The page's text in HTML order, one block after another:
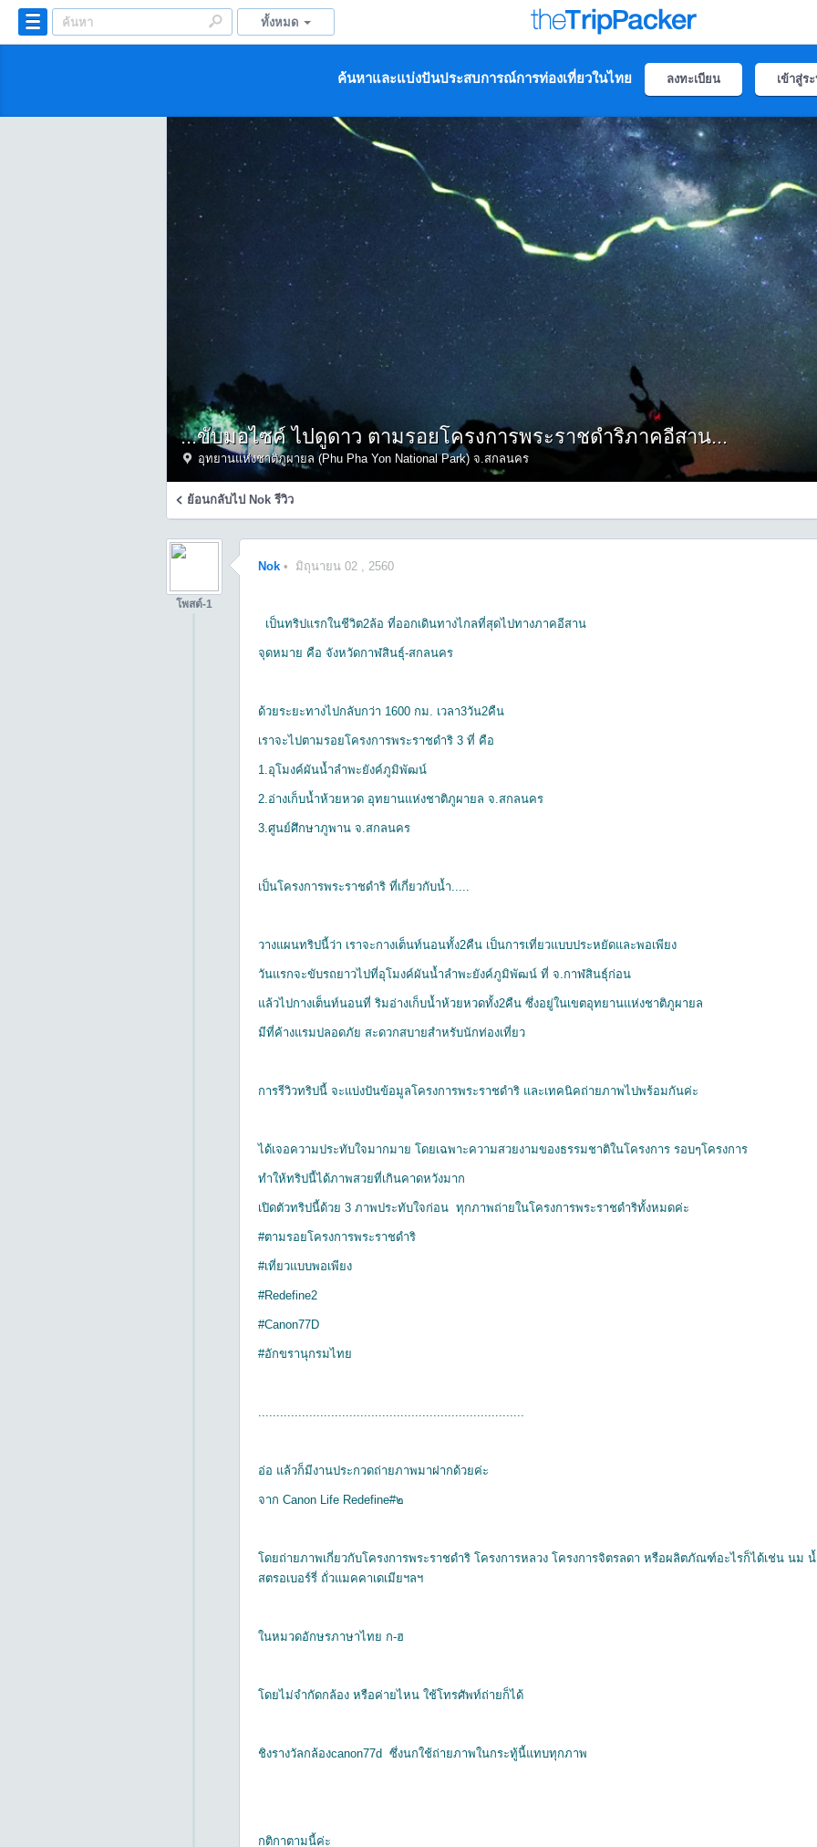
ทั้งหมด
ค้นหาและแบ่งปันประสบการณ์การท่องเที่ยวในไทย ลงทะเบียน เข้าสู่ร
...ขับมอไซค์ ไปดูดาว ตามรอยโครงการพระราชดำริภาคอีสาน...
อุทยานแห่งชาติภูผายล (Phu Pha Yon National Park) จ.สกลนคร
ย้อนกลับไป Nokรีวิว
โพสต์-1
Nok• มิถุนายน 02 , 2560
เป็นทริปแรกในชีวิต2ล้อ ที่ออกเดินทางไกลที่สุดไปทางภาคอีสาน
จุดหมาย คือ จังหวัดกาฬสินธุ์-สกลนคร
ด้วยระยะทางไปกลับกว่า 1600 กม. เวลา3วัน2คืน
เราจะไปตามรอยโครงการพระราชดำริ 3 ที่ คือ
1.อุโมงค์ผันน้ำลำพะยังค์ภูมิพัฒน์
2.อ่างเก็บน้ำห้วยหวด อุทยานแห่งชาติภูผายล จ.สกลนคร
3.ศูนย์ศึกษาภูพาน จ.สกลนคร
เป็นโครงการพระราชดำริ ที่เกี่ยวกับน้ำ.....
วางแผนทริปนี้ว่า เราจะกางเต็นท์นอนทั้ง2คืน เป็นการเที่ยวแบบประหยัดและพอเพียง
วันแรกจะขับรถยาวไปที่อุโมงค์ผันน้ำลำพะยังค์ภูมิพัฒน์ ที่ จ.กาฬสินธุ์ก่อน
แล้วไปกางเต็นท์นอนที่ ริมอ่างเก็บน้ำห้วยหวดทั้ง2คืน ซึ่งอยู่ในเขตอุทยานแห่งชาติภูผายล
มีที่ค้างแรมปลอดภัย สะดวกสบายสำหรับนักท่องเที่ยว
การรีวิวทริปนี้ จะแบ่งปันข้อมูลโครงการพระราชดำริ และเทคนิคถ่ายภาพไปพร้อมกันค่ะ
ได้เจอความประทับใจมากมาย โดยเฉพาะความสวยงามของธรรมชาติในโครงการ รอบๆโครงการ
ทำให้ทริปนี้ได้ภาพสวยที่เกินคาดหวังมาก
เปิดตัวทริปนี้ด้วย 3 ภาพประทับใจก่อน ทุกภาพถ่ายในโครงการพระราชดำริทั้งหมดค่ะ
#ตามรอยโครงการพระราชดำริ
#เที่ยวแบบพอเพียง
#Redefine2
#Canon77D
#อักขรานุกรมไทย
.........................................................................
อ่อ แล้วก็มีงานประกวดถ่ายภาพมาฝากด้วยค่ะ
จาก Canon Life Redefine#๒
โดยถ่ายภาพเกี่ยวกับโครงการพระราชดำริ โครงการหลวง โครงการจิตรลดา หรือผลิตภัณฑ์อะไรก็ได้เช่น นม น้
สตรอเบอร์รี่ ถั่วแมคคาเดเมียฯลฯ
ในหมวดอักษรภาษาไทย ก-ฮ
โดยไม่จำกัดกล้อง หรือค่ายไหน ใช้โทรศัพท์ถ่ายก็ได้
ชิงรางวัลกล้องcanon77d ซึ่งนกใช้ถ่ายภาพในกระทู้นี้แทบทุกภาพ
กติกาตามนี้ค่ะ